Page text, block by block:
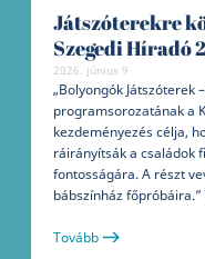
Játszóterekre
Szegedi Híradó
2026. június 9
„Bolyongók Játszóterek
programsorozatának a
kezdeményezés célja,
ráirányítsák a családok
fontosságára. A részt
bábszínház főpróbáira.”
Tovább